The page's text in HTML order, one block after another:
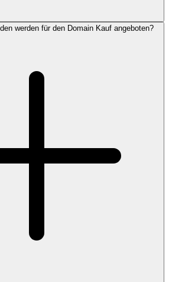
werden für den Domain Kauf angeboten?